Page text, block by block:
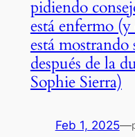
pidiendo
está enfermo (y
está mostrando
después de la
Sophie Sierra)
Feb 1, 2025—